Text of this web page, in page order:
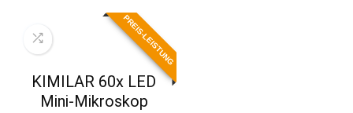
PREIS-LEISTUNG
KIMILAR 60x LED
Mini-Mikroskop